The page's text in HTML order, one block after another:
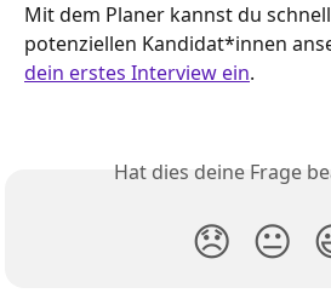
Mit dem Planer kannst du
potenziellen Kandidat*innen
dein erstes Interview ein.
Hat dies deine Frage
😞 😐